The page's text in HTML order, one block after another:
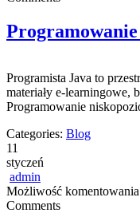
Programista Java to
materiały e-learningowe,
Programowanie
Categories: Blog
11
styczeń
admin
Możliwość komentowania
Comments